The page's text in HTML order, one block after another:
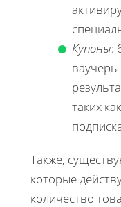
Купоны:
ваучеры
таких
Также,
которые
количество